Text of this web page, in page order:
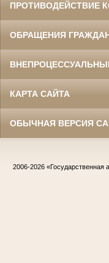
ПРОТИВОДЕЙСТВИЕ
ОБРАЩЕНИЯ
КАРТА САЙТА
ОБЫЧНАЯ ВЕРСИЯ
2006-2026 «Государственная